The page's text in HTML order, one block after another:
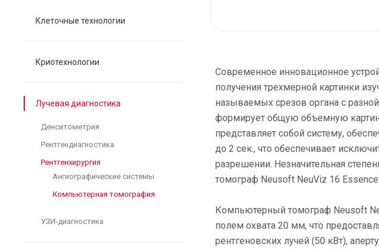
Современное инновационное
получения трехмерной картинки
называемых срезов органа с
формирует общую объемную
представляет собой систему,
до 2 сек., что обеспечивает
разрешении. Незначительная
томограф Neusoft NeuViz 16
Компьютерный томограф Neusoft
полем охвата 20 мм, что
рентгеновских лучей (50 кВт),
Клеточные технологии
Криотехнологии
Лучевая диагностика
Денситометрия
Рентгендиагностика
Рентгенхирургия
Ангиографические системы
Компьютерная томография
УЗИ-диагностика